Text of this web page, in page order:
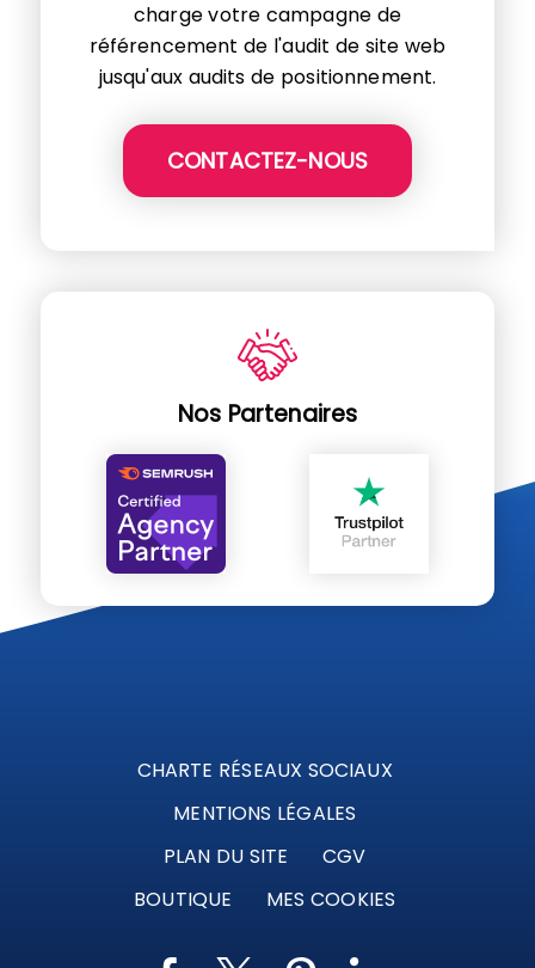
charge votre campagne de
référencement de l'audit de site web
jusqu'aux audits de positionnement.
CONTACTEZ-NOUS
Nos Partenaires
CHARTE RÉSEAUX SOCIAUX
MENTIONS LÉGALES
PLAN DU SITE
CGV
BOUTIQUE
MES COOKIES